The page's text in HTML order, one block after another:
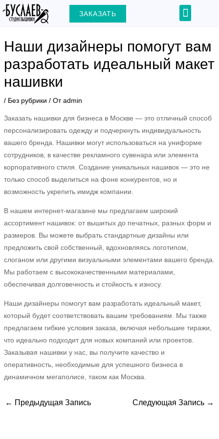
Перейти
ЗАКАЗАТЬ Menu
Наши дизайнеры помогут вам
разработать идеальный макет
нашивки
/ Без рубрики / Отadmin
Заказать нашивки для бизнеса в Москве — это отличный способ
персонализировать одежду и подчеркнуть индивидуальность
вашего бренда. Нашивки могут использоваться на униформе
сотрудников, в качестве рекламного сувенара или элемента
корпоративного стиля. Создание уникальных нашивок — это не
только способ выделиться на фоне конкурентов, но и
возможность укрепить имидж компании.
В нашем интернет-магазине мы предлагаем широкий
ассортимент нашивок: от вышитых до печатных, разных форм и
размеров. Вы можете выбрать стандартные дизайны или
предложить свой собственный, вдохновляясь логотипом,
слоганом или другими визуальными элементами вашего бренда.
Мы работаем с высококачественными материалами,
обеспечивая долговечность и стойкость к износу.
Наши дизайнеры помогут вам разработать идеальный макет,
который будет соответствовать вашим требованиям. Мы также
предлагаем гибкие условия заказа, включая небольшие тиражи,
что идеально подходит для новых компаний или проектов.
Заказывая нашивки у нас, вы получите качество и
оперативность, необходимые для успешного бизнеса в
динамичном мегаполисе, таком как Москва.
Навигация
по
← Предыдущая Запись Следующая Запись →